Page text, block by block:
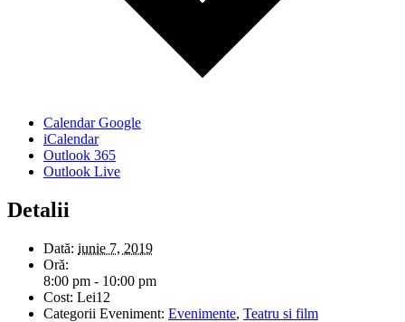
Calendar Google
iCalendar
Outlook 365
Outlook Live
Detalii
Dată: iunie 7, 2019
Oră:
8:00 pm - 10:00 pm
Cost: Lei12
Categorii Eveniment: Evenimente, Teatru si film